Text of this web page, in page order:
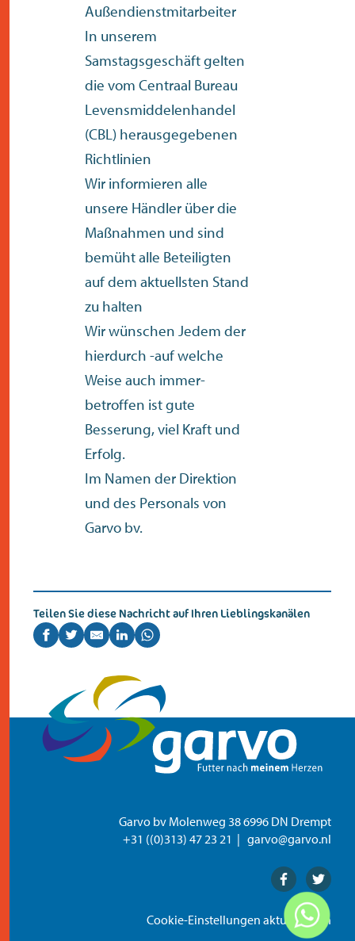
Außendienstmitarbeiter
In unserem
Samstagsgeschäft gelten
die vom Centraal Bureau
Levensmiddelenhandel
(CBL) herausgegebenen
Richtlinien
Wir informieren alle
unsere Händler über die
Maßnahmen und sind
bemüht alle Beteiligten
auf dem aktuellsten Stand
zu halten
Wir wünschen Jedem der
hierdurch -auf welche
Weise auch immer-
betroffen ist gute
Besserung, viel Kraft und
Erfolg.
Im Namen der Direktion
und des Personals von
Garvo bv.
Teilen Sie diese Nachricht auf Ihren Lieblingskanälen
Garvo bv Molenweg 38 6996 DN Drempt
+31 ((0)313) 47 23 21
garvo@garvo.nl
FacebookTwitter
Cookie-Einstellungen aktualisieren